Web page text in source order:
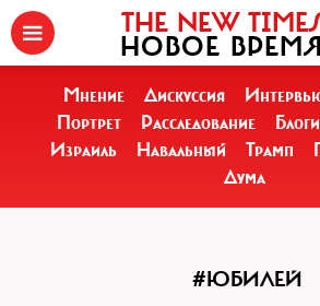
THE NEW
НОВОЕ ВРЕМЯ
Мнение Дискуссия
Портрет
Расследование Блоги
Израиль
Навальный Трамп
Дума
#ЮБИЛЕЙ